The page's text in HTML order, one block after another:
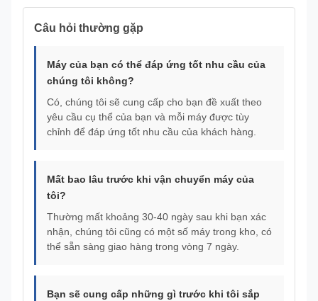
Câu hỏi thường gặp
Máy của bạn có thể đáp ứng tốt nhu cầu của
chúng tôi không?
Có, chúng tôi sẽ cung cấp cho bạn đề xuất theo
yêu cầu cụ thể của bạn và mỗi máy được tùy
chỉnh để đáp ứng tốt nhu cầu của khách hàng.
Mất bao lâu trước khi vận chuyển máy của
tôi?
Thường mất khoảng 30-40 ngày sau khi bạn xác
nhận, chúng tôi cũng có một số máy trong kho, có
thể sẵn sàng giao hàng trong vòng 7 ngày.
Bạn sẽ cung cấp những gì trước khi tôi sắp